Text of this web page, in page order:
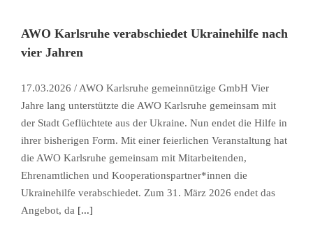
AWO Karlsruhe verabschiedet Ukrainehilfe nach
vier Jahren
17.03.2026 / AWO Karlsruhe gemeinnützige GmbH Vier
Jahre lang unterstützte die AWO Karlsruhe gemeinsam mit
der Stadt Geflüchtete aus der Ukraine. Nun endet die Hilfe in
ihrer bisherigen Form. Mit einer feierlichen Veranstaltung hat
die AWO Karlsruhe gemeinsam mit Mitarbeitenden,
Ehrenamtlichen und Kooperationspartner*innen die
Ukrainehilfe verabschiedet. Zum 31. März 2026 endet das
Angebot, da [...]